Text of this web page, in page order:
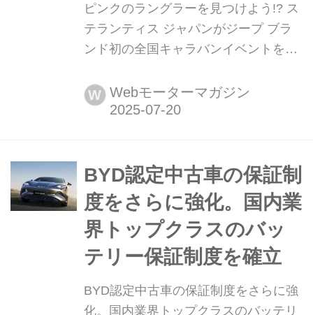
ピンクのラングラーを見つけよう!? ス
テランティス ジャパンがジープ ブラ
ンド初の全国キャラバンイベントを開
がプロデュースする「ジープ」ブラン
ドとして初の全国キャラバンイベント
日より開催する。
W Webモーターマガジン
BYD認定中古車の保証制
度をさらに強化。国内業
界トップクラスのバッ
テリー保証制度を確立
BYD認定中古車の保証制度をさらに強
化。国内業界トップクラスのバッテリ